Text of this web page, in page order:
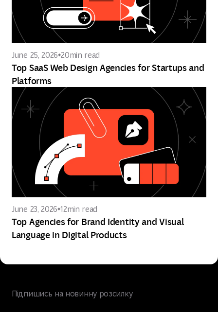
June 25, 2026 20min read
Top SaaS Web Design Agencies for Startups and
Platforms
June 23, 2026 12min read
Top Agencies for Brand Identity and Visual
Language in Digital Products
Підпишись на новинну розсилку